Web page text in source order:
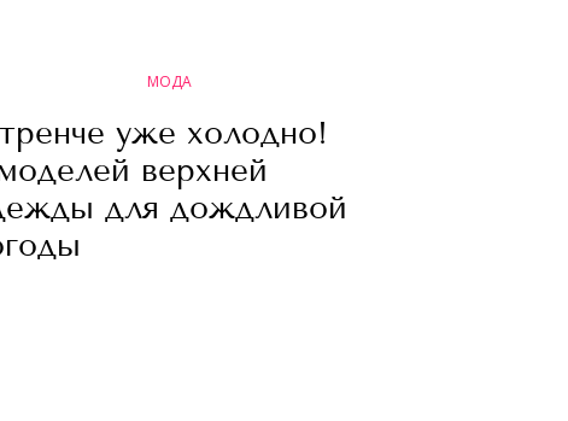
МОДА
уже холодно!
верхней
для дождливой